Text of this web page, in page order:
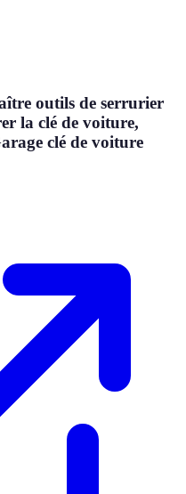
outils de serrurier
la clé de voiture,
clé de voiture